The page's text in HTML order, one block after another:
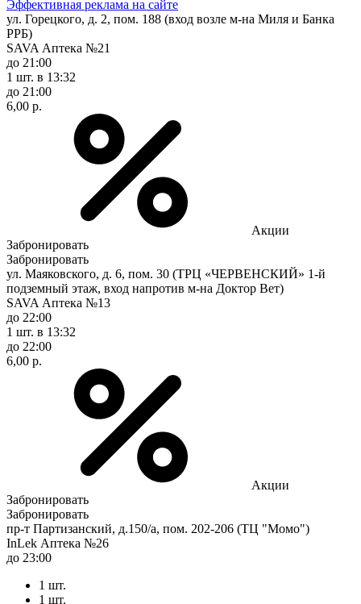
Эффективная реклама на сайте
ул. Горецкого, д. 2, пом. 188 (вход возле м-на Миля и Банка
РРБ)
SAVA Аптека №21
до 21:00
1 шт. в 13:32
до 21:00
6,00 р.
Акции
Забронировать
Забронировать
ул. Маяковского, д. 6, пом. 30 (ТРЦ «ЧЕРВЕНСКИЙ» 1-й
подземный этаж, вход напротив м-на Доктор Вет)
SAVA Аптека №13
до 22:00
1 шт. в 13:32
до 22:00
6,00 р.
Акции
Забронировать
Забронировать
пр-т Партизанский, д.150/а, пом. 202-206 (ТЦ "Момо")
InLek Аптека №26
до 23:00
1 шт.
1 шт.